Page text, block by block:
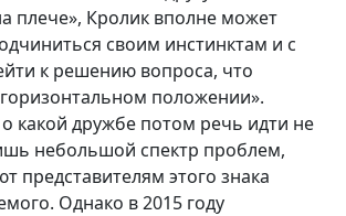
плече», Кролик вполне может
своим инстинктам и с
к решению вопроса, что
положении».
какой дружбе потом речь идти не
небольшой спектр проблем,
представителям этого знака
Однако в 2015 году